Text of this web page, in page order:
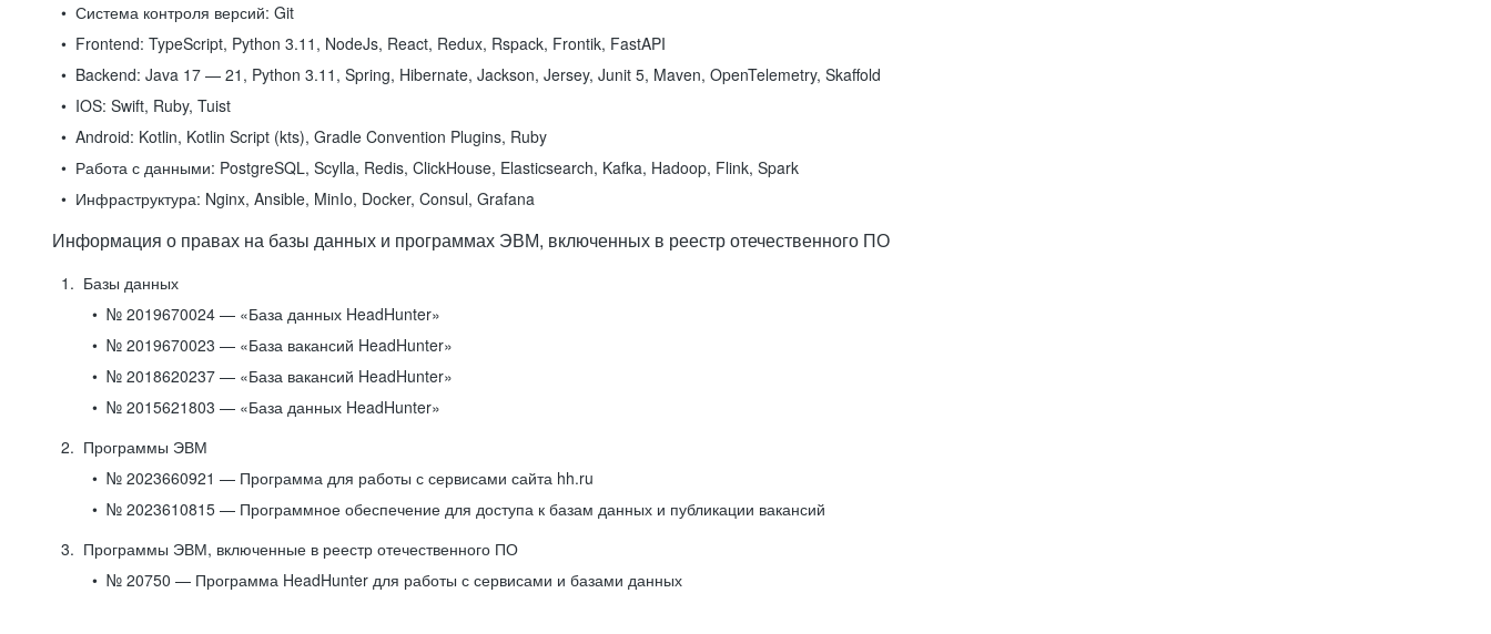
Система контроля версий: Git
Frontend: TypeScript, Python 3.11, NodeJs, React, Redux, Rspack, Frontik, FastAPI
Backend: Java 17 — 21, Python 3.11, Spring, Hibernate, Jackson, Jersey, Junit 5, Maven, OpenTelemetry, Skaffold
IOS: Swift, Ruby, Tuist
Android: Kotlin, Kotlin Script (kts), Gradle Convention Plugins, Ruby
Работа с данными: PostgreSQL, Scylla, Redis, ClickHouse, Elasticsearch, Kafka, Hadoop, Flink, Spark
Инфраструктура: Nginx, Ansible, MinIo, Docker, Consul, Grafana
Информация о правах на базы данных и программах ЭВМ, включенных в реестр отечественного ПО
Базы данных
№ 2019670024 — «База данных HeadHunter»
№ 2019670023 — «База вакансий HeadHunter»
№ 2018620237 — «База вакансий HeadHunter»
№ 2015621803 — «База данных HeadHunter»
Программы ЭВМ
№ 2023660921 — Программа для работы с сервисами сайта hh.ru
№ 2023610815 — Программное обеспечение для доступа к базам данных и публикации вакансий
Программы ЭВМ, включенные в реестр отечественного ПО
№ 20750 — Программа HeadHunter для работы с сервисами и базами данных